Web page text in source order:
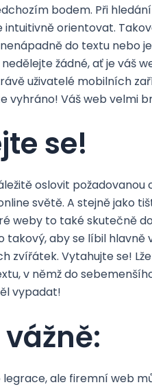
bodem. Při
orientovat.
do textu nebo
žádné, ať je váš
uživatelé mobilních
vyhráno! Váš web velmi
se!
oslovit
světě. A stejně jako
weby to také skutečně
takový, aby se líbil
zvířátek. Vytahujte se!
v němž do
vypadat!
ale firemní web